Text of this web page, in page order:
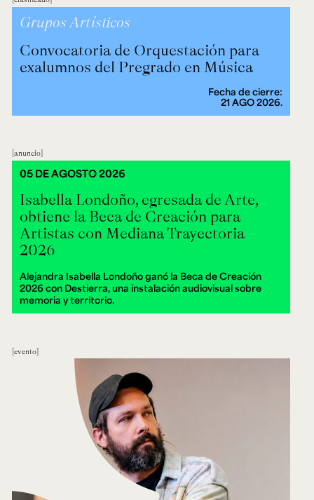
Grupos Artísticos
Convocatoria de Orquestación para
exalumnos del Pregrado en Música
Fecha de cierre:
21 AGO 2026.
anuncio
Isabella Londoño, egresada de Arte,
obtiene la Beca de Creación para
Artistas con Mediana Trayectoria
2026
Alejandra Isabella Londoño ganó la Beca de Creación
2026 con Destierra, una instalación audiovisual sobre
memoria y territorio.
05 DE AGOSTO 2026
evento